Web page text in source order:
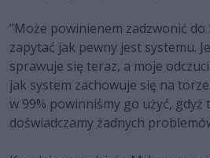
"Może powinienem zadzwonić
zapytać jak pewny jest systemu.
sprawuje się teraz, a moje
jak system zachowuje się na
w 99% powinniśmy go użyć, gdyż
doświadczamy żadnych